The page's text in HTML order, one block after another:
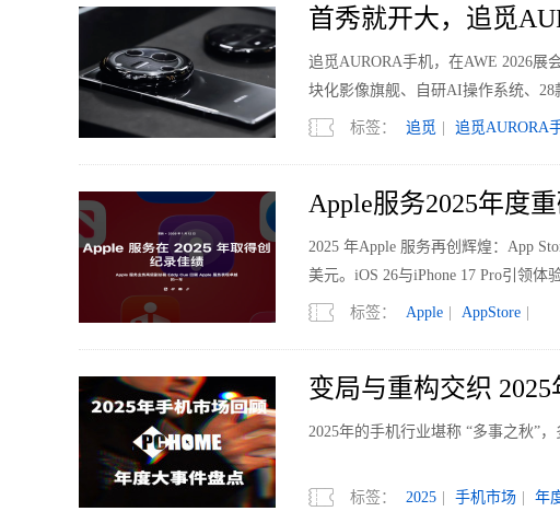
首秀就开大，追觅
追觅AURORA手机，在AWE 2026
块化影像旗舰、自研AI操作系统、
标签： 追觅 追觅AURORA
Apple服务2025年度
2025 年Apple 服务再创辉煌：App
美元。iOS 26与iPhone 17 Pro引领
新增“首选路线”，“查找”服务正式登
标签： Apple AppStore
变局与重构交织
2025年的手机行业堪称 “多事之秋”
标签： 2025 手机市场 年